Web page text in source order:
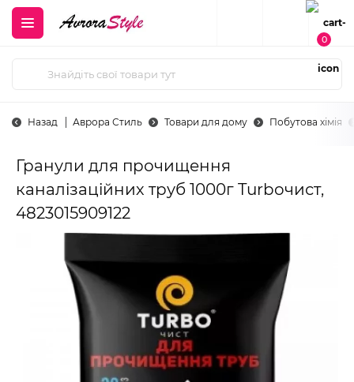
0
Назад Аврора Стиль Товари для дому Побутова хімія
Гранули для прочищення
каналізаційних труб 1000г Turboчист,
4823015909122